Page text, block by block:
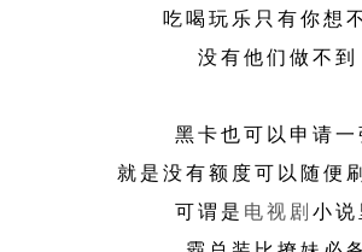
吃喝玩乐只有你想
没有他们做不到
黑卡也可以申请一
就是没有额度可以随便
可谓是 电视剧小说